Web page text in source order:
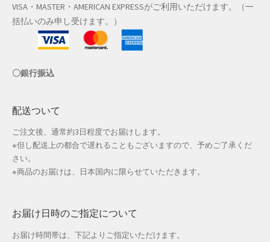
店舗一覧
店舗管理
成人の日特集
支払い
配送先住所
敬老の日特集
VISA・MASTER・AMERICAN EXPRESSがご利用いただけます。（一
括払いのみ申し受けます。）
〇銀行振込
配送ついて
ご注文後、通常約3日程度でお届けします。
※但し配送上の都合で遅れることもございますので、予めご了承くだ
さい。
※商品のお届けは、日本国内に限らせていただきます。
お届け日時のご指定について
お届け時間帯は、下記よりご指定いただけます。